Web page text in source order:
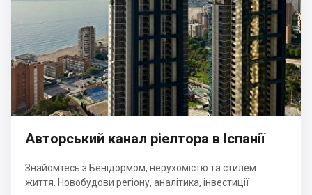
Авторський канал ріелтора в Іспанії
Знайомтесь з Бенідормом, нерухомістю та стилем
життя. Новобудови регіону, аналітика, інвестиції